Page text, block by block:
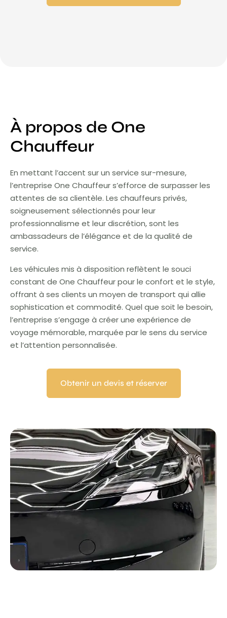
À propos de One
Chauffeur
En mettant l’accent sur un service sur-mesure,
l’entreprise One Chauffeur s’efforce de surpasser les
attentes de sa clientèle. Les chauffeurs privés,
soigneusement sélectionnés pour leur
professionnalisme et leur discrétion, sont les
ambassadeurs de l’élégance et de la qualité de
service.
Les véhicules mis à disposition reflètent le souci
constant de One Chauffeur pour le confort et le style,
offrant à ses clients un moyen de transport qui allie
sophistication et commodité. Quel que soit le besoin,
l’entreprise s’engage à créer une expérience de
voyage mémorable, marquée par le sens du service
et l’attention personnalisée.
Obtenir un devis et réserver